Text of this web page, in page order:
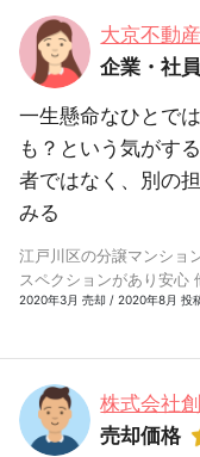
大京不動産
企業・社
一生懸命なひとで
も？という気がす
者ではなく、別の
みる
江戸川区の分譲マンショ
スペクションがあり安心
2020年3月 売却 / 2020年8月 投
株式会社
売却価格